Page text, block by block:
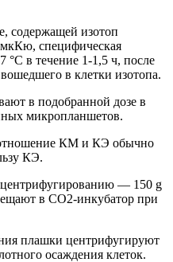
содержащей изотоп
специфическая
в течение 1-1,5 ч, после
в клетки изотопа.
в подобранной дозе в
микропланшетов.
КМ и КЭ обычно
КЭ.
— 150 g
в СО2-инкубатор при
плашки центрифугируют
осаждения клеток.